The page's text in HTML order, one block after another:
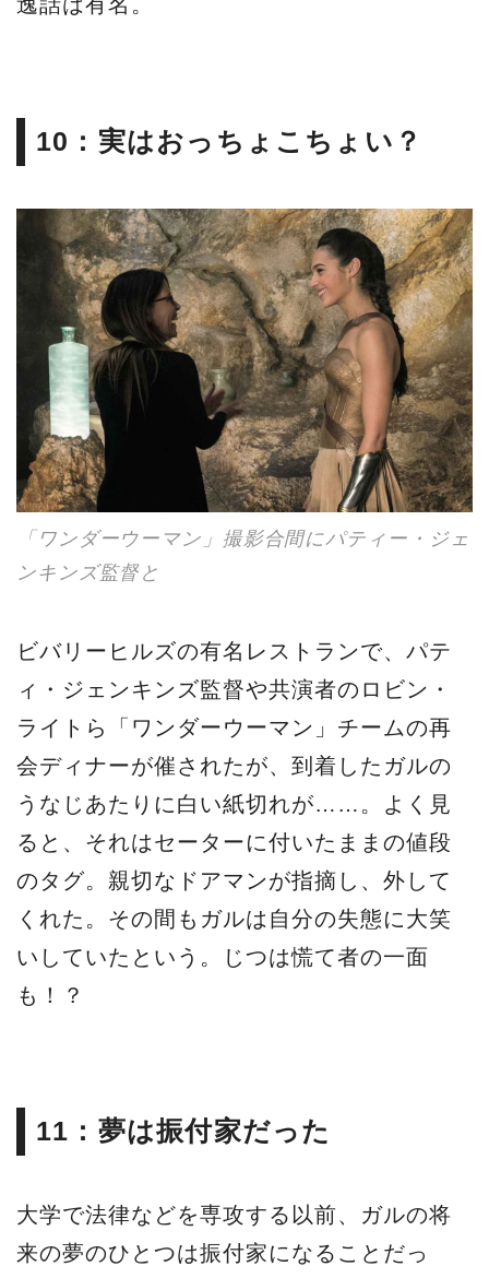
10：実はおっちょこちょい？
「ワンダーウーマン」撮影合間にパティー・ジェ
ンキンズ監督と
ビバリーヒルズの有名レストランで、パテ
ィ・ジェンキンズ監督や共演者のロビン・
ライトら「ワンダーウーマン」チームの再
会ディナーが催されたが、到着したガルの
うなじあたりに白い紙切れが……。よく見
ると、それはセーターに付いたままの値段
のタグ。親切なドアマンが指摘し、外して
くれた。その間もガルは自分の失態に大笑
いしていたという。じつは慌て者の一面
も！？
11：夢は振付家だった
大学で法律などを専攻する以前、ガルの将
来の夢のひとつは振付家になることだっ